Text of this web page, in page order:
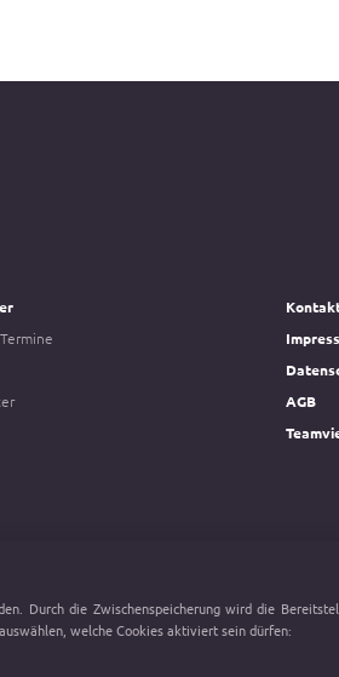
AGB
Durch die Zwischenspeicherung wird die
welche Cookies aktiviert sein dürfen: